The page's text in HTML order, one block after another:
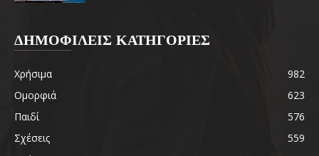
ΔΗΜΟΦΙΛΕΙΣ ΚΑΤΗΓΟΡΙΕΣ
Χρήσιμα
982
Ομορφιά
623
Παιδί
576
Σχέσεις
559